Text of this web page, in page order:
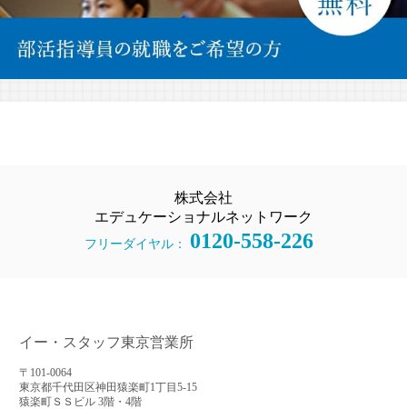
株式会社
エデュケーショナルネットワーク
フリーダイヤル： 0120-558-226
イー・スタッフ東京営業所
〒101-0064
東京都千代田区神田猿楽町1丁目5-15
猿楽町ＳＳビル 3階・4階